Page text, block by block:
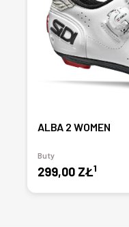
ALBA 2 WOMEN
Buty
299,00 ZŁ1